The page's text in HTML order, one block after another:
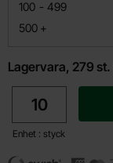
100 -
till 499
500 +
till
Lagervara, 279 st.
Enhet : styck